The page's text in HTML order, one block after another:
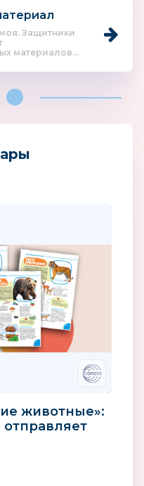
Защитники
материалов...
животные»:
отправляет